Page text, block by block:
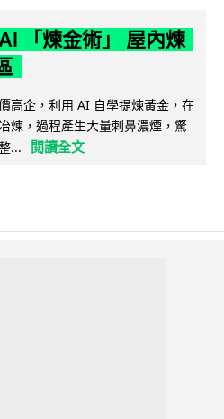
「煉金術」 屋內煉
高企，利用 AI 自學提煉黃金，在
煉，過程產生大量刺鼻濃煙，驚
...
閱讀全文